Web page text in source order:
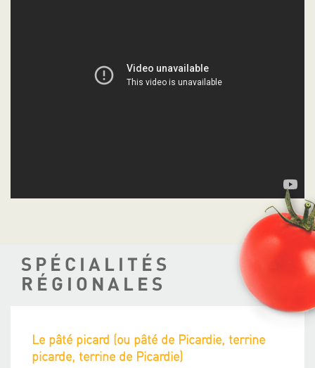
SPÉCIALITÉS
RÉGIONALES
Le pâté picard (ou pâté de Picardie, terrine
picarde, terrine de Picardie)